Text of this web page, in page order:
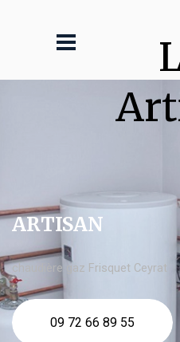
ARTISAN
chaudière gaz Frisquet Ceyrat
09 72 66 89 55